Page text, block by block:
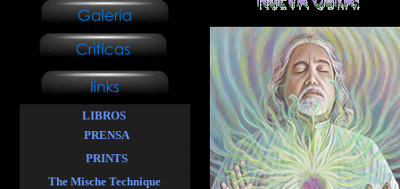
LIBROS
PRENSA
PRINTS
The Mische Technique